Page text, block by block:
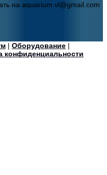
на aquarium.vl@gmail.com
| Оборудование |
конфиденциальности